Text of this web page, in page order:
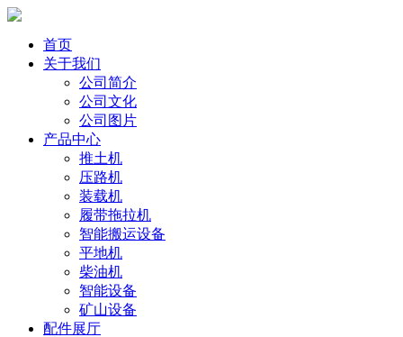
首页
关于我们
公司简介
公司文化
公司图片
产品中心
推土机
压路机
装载机
履带拖拉机
智能搬运设备
平地机
柴油机
智能设备
矿山设备
配件展厅